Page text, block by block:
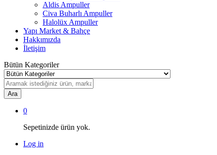
Aldis Ampuller
Civa Buharlı Ampuller
Halolüx Ampuller
Yapı Market & Bahçe
Hakkımızda
İletişim
Bütün Kategoriler
Ara
0
Sepetinizde ürün yok.
Log in